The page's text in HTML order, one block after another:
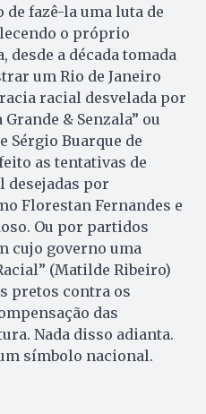
fazê-la uma luta de
o próprio
desde a década tomada
um Rio de Janeiro
racial desvelada por
& Senzala” ou
Sérgio Buarque de
as tentativas de
por
Florestan Fernandes e
Ou por partidos
cujo governo uma
(Matilde Ribeiro)
pretos contra os
das
Nada disso adianta.
símbolo nacional.